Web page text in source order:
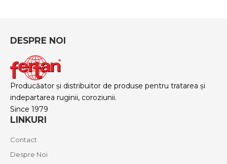
DESPRE NOI
Producăator și distribuitor de produse pentru tratarea și
indepartarea ruginii, coroziunii.
Since 1979
LINKURI
Contact
Despre Noi